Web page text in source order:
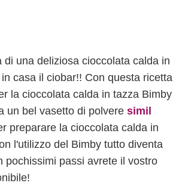
di una deliziosa cioccolata calda in
casa il ciobar!! Con questa ricetta
la cioccolata calda in tazza Bimby
un bel vasetto di polvere simil
preparare la cioccolata calda in
l'utilizzo del Bimby tutto diventa
pochissimi passi avrete il vostro